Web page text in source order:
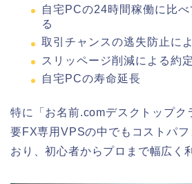
自宅PCの24時間稼働に比
る
取引チャンスの逃失防止に
スリッページ削減による約
自宅PCの寿命延長
特に「お名前.comデスクトップク
要FX専用VPSの中でもコストパフ
おり、初心者からプロまで幅広く